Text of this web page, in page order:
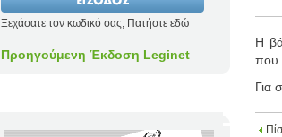
Ξεχάσατε τον κωδικό σας; Πατήστε εδώ
Προηγούμενη Έκδοση Leginet
Η
που
Για